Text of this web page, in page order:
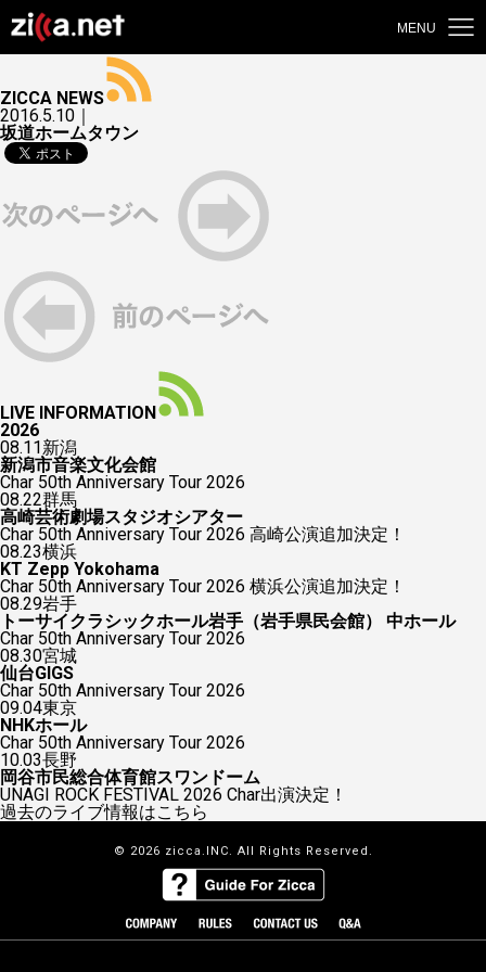
MENU
ZICCA NEWS
2016.5.10｜
坂道ホームタウン
LIVE INFORMATION
2026
08.11新潟
新潟市音楽文化会館
Char 50th Anniversary Tour 2026
08.22群馬
高崎芸術劇場スタジオシアター
Char 50th Anniversary Tour 2026 高崎公演追加決定！
08.23横浜
KT Zepp Yokohama
Char 50th Anniversary Tour 2026 横浜公演追加決定！
08.29岩手
トーサイクラシックホール岩手（岩手県民会館） 中ホール
Char 50th Anniversary Tour 2026
08.30宮城
仙台GIGS
Char 50th Anniversary Tour 2026
09.04東京
NHKホール
Char 50th Anniversary Tour 2026
10.03長野
岡谷市民総合体育館スワンドーム
UNAGI ROCK FESTIVAL 2026 Char出演決定！
過去のライブ情報はこちら
© 2026 zicca.INC. All Rights Reserved.